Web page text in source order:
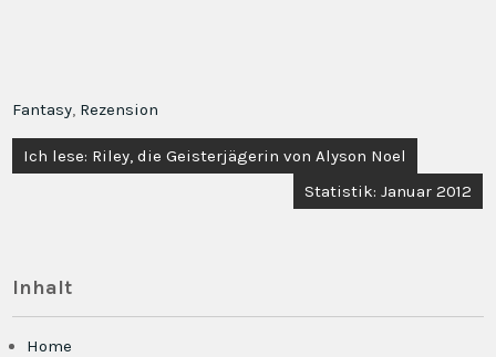
Fantasy, Rezension
Beitragsnavigation
Ich lese: Riley, die Geisterjägerin von Alyson Noel
Statistik: Januar 2012
Inhalt
Home